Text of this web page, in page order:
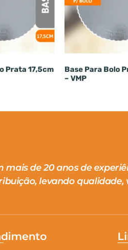
Prata 17,5cm
Base Para Bolo
– VMP
mais de 20 anos de
levando qualidade,